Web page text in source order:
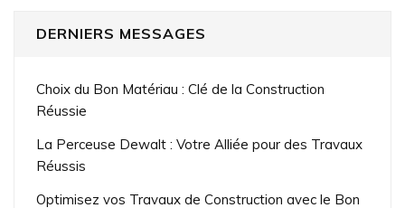
DERNIERS MESSAGES
Choix du Bon Matériau : Clé de la Construction
Réussie
La Perceuse Dewalt : Votre Alliée pour des Travaux
Réussis
Optimisez vos Travaux de Construction avec le Bon